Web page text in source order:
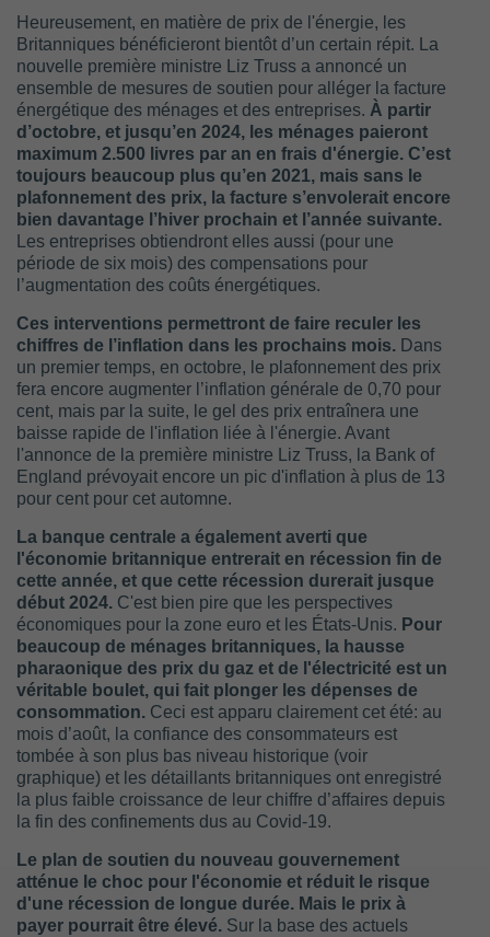
Heureusement, en matière de prix de l'énergie, les
Britanniques bénéficieront bientôt d’un certain répit. La
nouvelle première ministre Liz Truss a annoncé un
ensemble de mesures de soutien pour alléger la facture
énergétique des ménages et des entreprises. À partir
d’octobre, et jusqu’en 2024, les ménages paieront
maximum 2.500 livres par an en frais d'énergie. C’est
toujours beaucoup plus qu’en 2021, mais sans le
plafonnement des prix, la facture s’envolerait encore
bien davantage l’hiver prochain et l’année suivante.
Les entreprises obtiendront elles aussi (pour une
période de six mois) des compensations pour
l’augmentation des coûts énergétiques.
Ces interventions permettront de faire reculer les
chiffres de l’inflation dans les prochains mois. Dans
un premier temps, en octobre, le plafonnement des prix
fera encore augmenter l’inflation générale de 0,70 pour
cent, mais par la suite, le gel des prix entraînera une
baisse rapide de l'inflation liée à l'énergie. Avant
l'annonce de la première ministre Liz Truss, la Bank of
England prévoyait encore un pic d'inflation à plus de 13
pour cent pour cet automne.
La banque centrale a également averti que
l'économie britannique entrerait en récession fin de
cette année, et que cette récession durerait jusque
début 2024. C'est bien pire que les perspectives
économiques pour la zone euro et les États-Unis. Pour
beaucoup de ménages britanniques, la hausse
pharaonique des prix du gaz et de l'électricité est un
véritable boulet, qui fait plonger les dépenses de
consommation. Ceci est apparu clairement cet été: au
mois d’août, la confiance des consommateurs est
tombée à son plus bas niveau historique (voir
graphique) et les détaillants britanniques ont enregistré
la plus faible croissance de leur chiffre d’affaires depuis
la fin des confinements dus au Covid-19.
Le plan de soutien du nouveau gouvernement
atténue le choc pour l'économie et réduit le risque
d'une récession de longue durée. Mais le prix à
payer pourrait être élevé. Sur la base des actuels